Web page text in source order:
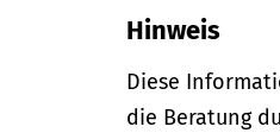
Hinweis
Diese
die Beratung